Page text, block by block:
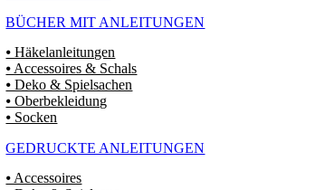
BÜCHER MIT ANLEITUNGEN
⦁ Häkelanleitungen
⦁ Accessoires & Schals
⦁ Deko & Spielsachen
⦁ Oberbekleidung
⦁ Socken
GEDRUCKTE ANLEITUNGEN
⦁ Accessoires